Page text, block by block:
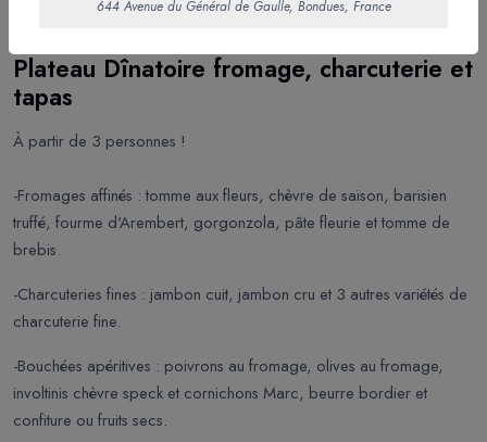
Plateau Dînatoire fromage, charcuterie et
tapas
À partir de 3 personnes !
-Fromages affinés : tomme aux fleurs, chèvre de saison, barisien
truffé, fourme d'Arembert, gorgonzola, pâte fleurie et tomme de
brebis.
-Charcuteries fines : jambon cuit, jambon cru et 3 autres variétés de
charcuterie fine.
-Bouchées apéritives : poivrons au fromage, olives au fromage,
involtinis chèvre speck et cornichons Marc, beurre bordier et
confiture ou fruits secs.